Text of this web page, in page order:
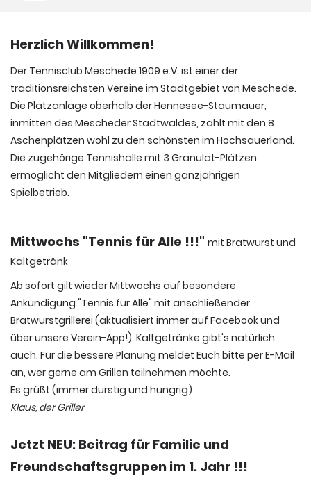
Herzlich Willkommen!
Der Tennisclub Meschede 1909 e.V. ist einer der
traditionsreichsten Vereine im Stadtgebiet von Meschede.
Die Platzanlage oberhalb der Hennesee-Staumauer,
inmitten des Mescheder Stadtwaldes, zählt mit den 8
Aschenplätzen wohl zu den schönsten im Hochsauerland.
Die zugehörige Tennishalle mit 3 Granulat-Plätzen
ermöglicht den Mitgliedern einen ganzjährigen
Spielbetrieb.
Mittwochs "Tennis für Alle !!!" mit Bratwurst und
Kaltgetränk
Ab sofort gilt wieder Mittwochs auf besondere
Ankündigung "Tennis für Alle" mit anschließender
Bratwurstgrillerei (aktualisiert immer auf Facebook und
über unsere Verein-App!). Kaltgetränke gibt's natürlich
auch. Für die bessere Planung meldet Euch bitte per E-Mail
an, wer gerne am Grillen teilnehmen möchte.
Es grüßt (immer durstig und hungrig)
Klaus, der Griller
Jetzt NEU: Beitrag für Familie und
Freundschaftsgruppen im 1. Jahr !!!